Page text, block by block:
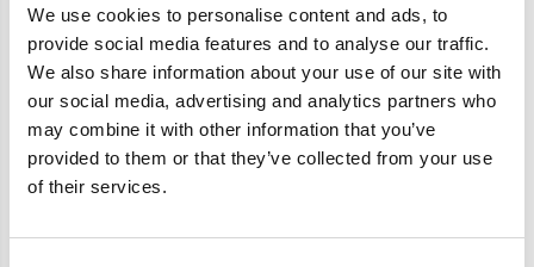
We use cookies to personalise content and ads, to
provide social media features and to analyse our traffic.
We also share information about your use of our site with
our social media, advertising and analytics partners who
may combine it with other information that you’ve
provided to them or that they’ve collected from your use
of their services.
Specificaties
Merk
Artikelcode
OE referentie
31212190 9473206